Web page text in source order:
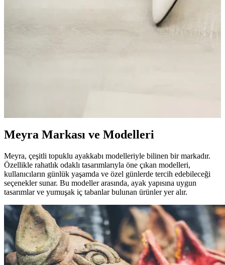
Bireylul Meyra markasının topuklu ayakkabıları, şıklık ve rahatlığı
bir arada sunar. Kaliteli malzemeler ve çeşitli tasarımlarla öne çıkan
Meyra Markası ve Modelleri
Meyra, çeşitli topuklu ayakkabı modelleriyle bilinen bir markadır.
Özellikle rahatlık odaklı tasarımlarıyla öne çıkan modelleri,
kullanıcıların günlük yaşamda ve özel günlerde tercih edebileceği
seçenekler sunar. Bu modeller arasında, ayak yapısına uygun
tasarımlar ve yumuşak iç tabanlar bulunan ürünler yer alır.